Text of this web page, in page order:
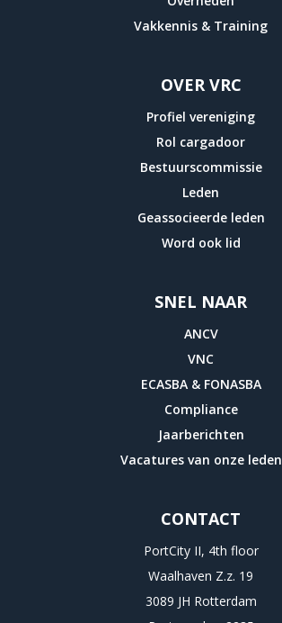
Vakkennis & Training
OVER VRC
Profiel vereniging
Rol cargadoor
Bestuurscommissie
Leden
Geassocieerde leden
Word ook lid
SNEL NAAR
ANCV
VNC
ECASBA & FONASBA
Compliance
Jaarberichten
Vacatures van onze leden
CONTACT
PortCity II, 4th floor
Waalhaven Z.z. 19
3089 JH Rotterdam